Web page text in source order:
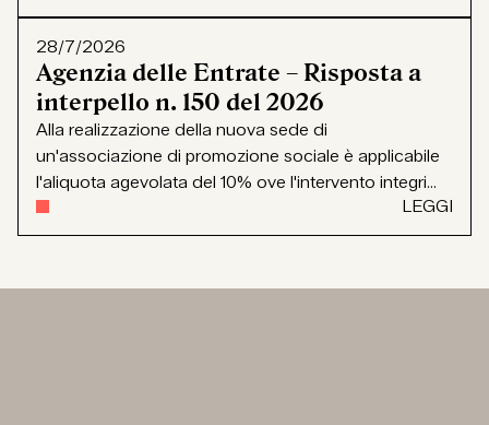
28/7/2026
Agenzia delle Entrate – Risposta a
interpello n. 150 del 2026
Alla realizzazione della nuova sede di
un'associazione di promozione sociale è applicabile
l'aliquota agevolata del 10% ove l'intervento integri...
LEGGI